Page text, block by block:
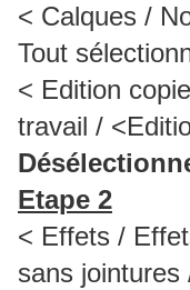
< Calques /
Tout
< Edition
travail /
Etape 2
< Effets /
sans jointures